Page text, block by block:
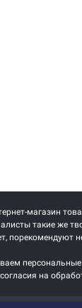
магазин
такие же
порекомендуют
персональные
на